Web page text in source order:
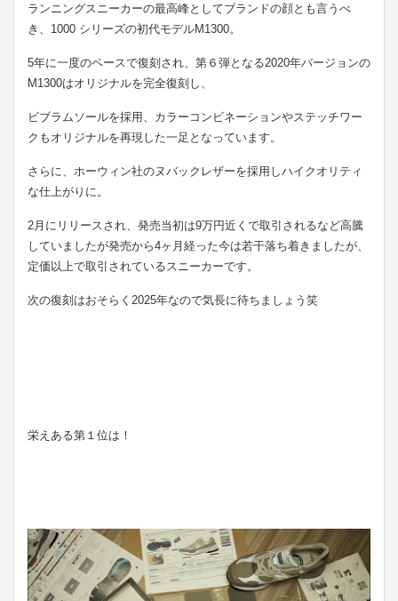
ランニングスニーカーの最高峰としてブランドの顔とも言うべ
き、1000 シリーズの初代モデルM1300。
5年に一度のペースで復刻され、第６弾となる2020年バージョンの
M1300はオリジナルを完全復刻し、
ビブラムソールを採用、カラーコンビネーションやステッチワー
クもオリジナルを再現した一足となっています。
さらに、ホーウィン社のヌバックレザーを採用しハイクオリティ
な仕上がりに。
2月にリリースされ、発売当初は9万円近くで取引されるなど高騰
していましたが発売から4ヶ月経った今は若干落ち着きましたが、
定価以上で取引されているスニーカーです。
次の復刻はおそらく2025年なので気長に待ちましょう笑
栄えある第１位は！